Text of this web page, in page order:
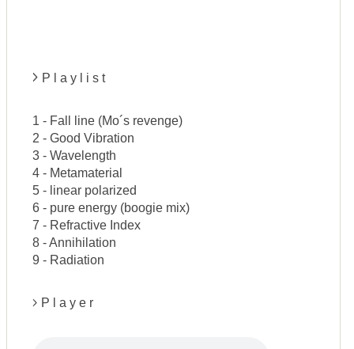
P l a y l i s t
1 - Fall line (Mo´s revenge)
2 - Good Vibration
3 - Wavelength
4 - Metamaterial
5 - linear polarized
6 - pure energy (boogie mix)
7 - Refractive Index
8 - Annihilation
9 - Radiation
P l a y e r